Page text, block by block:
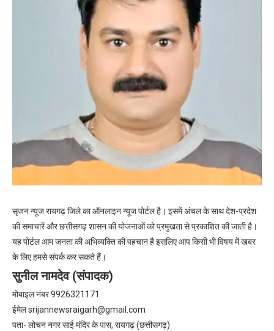
सृजन न्यूज रायगढ़ जिले का ऑनलाइन न्यूज पोर्टल है। इसमें अंचल के साथ देश-प्रदेश
की समाचारें और छत्तीसगढ़ शासन की योजनाओं को प्रमुखता से प्रकाशित की जाती है।
यह पोर्टल आम जनता की अभिव्यक्ति की पहचान है इसलिए आप किसी भी विषय में खबर
के लिए हमसे संपर्क कर सकते हैं।
सुनील नामदेव (संपादक)
मोबाइल नंबर 9926321171
ईमेलsrijannewsraigarh@gmail.com
पता- लोचन नगर साई मंदिर के पास, रायगढ़ (छत्तीसगढ़)